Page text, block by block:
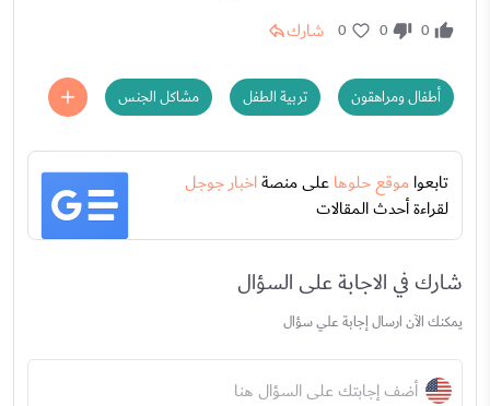
0
0
0 شارك
أطفال ومراهقون تربية الطفل مشاكل الجنس
تابعواموقع حلوهاعلى منصةاخبار جوجل
لقراءة أحدث المقالات
شارك في الاجابة على السؤال
يمكنك الآن ارسال إجابة علي سؤال
أضف إجابتك على السؤال هنا